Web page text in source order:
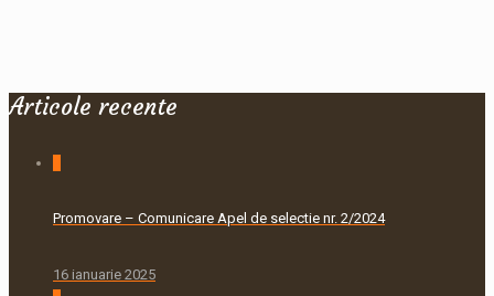
Articole recente
Promovare – Comunicare Apel de selectie nr. 2/2024
16 ianuarie 2025